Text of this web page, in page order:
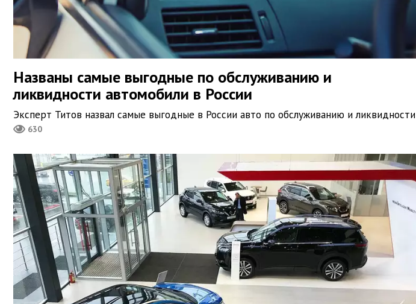
Названы самые выгодные по обслуживанию и
ликвидности автомобили в России
Эксперт Титов назвал самые выгодные в России авто по обслуживанию и ликвидности
630